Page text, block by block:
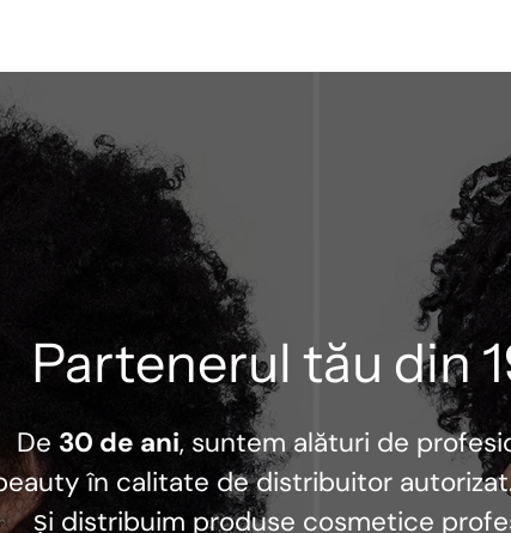
Partenerul tău din
De 30 de ani, suntem alături de
în calitate de distribuitor
și distribuim produse cosmetice